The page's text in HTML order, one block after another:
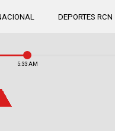
DEPORTES RCN
5:33 AM